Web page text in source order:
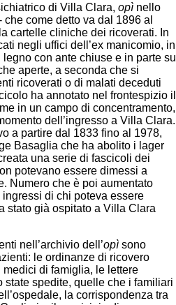
di Villa Clara, opì nello
come detto va dal 1896 al
cartelle cliniche dei ricoverati. In
negli uffici dell’ex manicomio, in
legno con ante chiuse e in parte su
aperte, a seconda che si
ricoverati o di malati deceduti
ha annotato nel frontespizio il
in un campo di concentramento,
dell’ingresso a Villa Clara.
a partire dal 1833 fino al 1978,
Basaglia che ha abolito i lager
una serie di fascicoli dei
potevano essere dimessi a
Numero che è poi aumentato
di chi poteva essere
stato già ospitato a Villa Clara
nell’archivio dell’opì sono
le ordinanze di ricovero
di famiglia, le lettere
state spedite, quelle che i familiari
la corrispondenza tra